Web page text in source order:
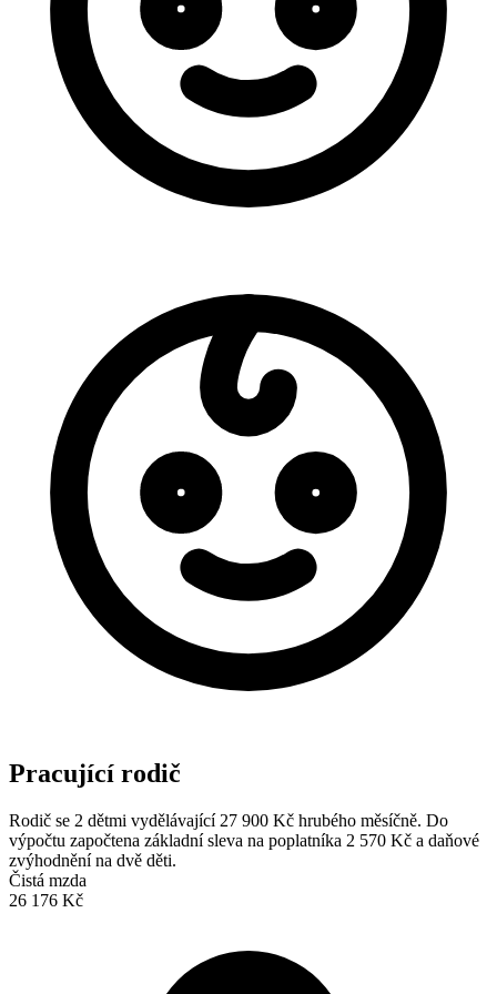
Pracující rodič
Rodič se 2 dětmi vydělávající 27 900 Kč hrubého měsíčně. Do
výpočtu započtena základní sleva na poplatníka 2 570 Kč a daňové
zvýhodnění na dvě děti.
Čistá mzda
26 176 Kč